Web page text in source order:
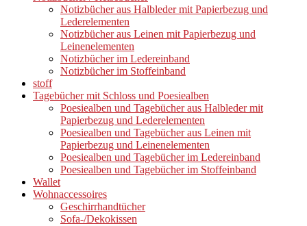
Notizbücher aus Halbleder mit Papierbezug und
Lederelementen
Notizbücher aus Leinen mit Papierbezug und
Leinenelementen
Notizbücher im Ledereinband
Notizbücher im Stoffeinband
stoff
Tagebücher mit Schloss und Poesiealben
Poesiealben und Tagebücher aus Halbleder mit
Papierbezug und Lederelementen
Poesiealben und Tagebücher aus Leinen mit
Papierbezug und Leinenelementen
Poesiealben und Tagebücher im Ledereinband
Poesiealben und Tagebücher im Stoffeinband
Wallet
Wohnaccessoires
Geschirrhandtücher
Sofa-/Dekokissen